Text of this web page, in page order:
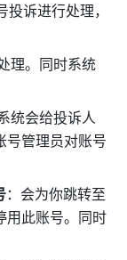
诉进行处理，
理。同时系统
统会给投诉人
号管理员对账号
：会为你跳转至
用此账号。同时